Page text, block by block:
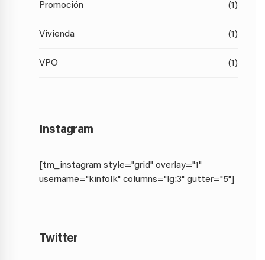
Promoción (1)
Vivienda (1)
VPO (1)
Instagram
[tm_instagram style="grid" overlay="1"
username="kinfolk" columns="lg:3" gutter="5"]
Twitter